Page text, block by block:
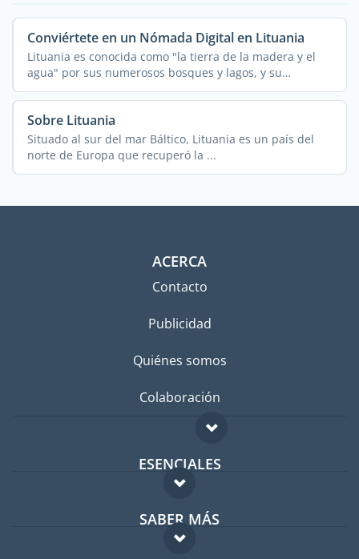
Conviértete en un Nómada Digital en Lituania
Lituania es conocida como "la tierra de la madera y el
agua" por sus numerosos bosques y lagos, y su
potencial sin ...
Sobre Lituania
Situado al sur del mar Báltico, Lituania es un país del
norte de Europa que recuperó la ...
ACERCA
Contacto
Publicidad
Quiénes somos
Colaboración
ESENCIALES
Foro para expatriados
Guía para expatriados
SABER MÁS
FAQ